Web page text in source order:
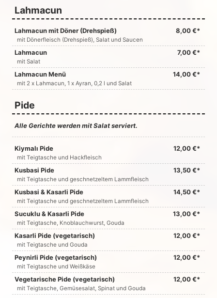
Lahmacun
Lahmacun mit Döner (Drehspieß) 8,00 €*
mit Dönerfleisch (Drehspieß), Salat und Saucen
Lahmacun 7,00 €*
mit Salat
Lahmacun Menü 14,00 €*
mit 2 x Lahmacun, 1 x Ayran, 0,2 l und Salat
Pide
Alle Gerichte werden mit Salat serviert.
Kiymalı Pide 12,00 €*
mit Teigtasche und Hackfleisch
Kusbasi Pide 13,50 €*
mit Teigtasche und geschnetzeltem Lammfleisch
Kusbasi & Kasarli Pide 14,50 €*
mit Teigtasche und geschnetzeltem Lammfleisch
Sucuklu & Kasarli Pide 13,00 €*
mit Teigtasche, Knoblauchwurst, Gouda
Kasarli Pide (vegetarisch) 12,00 €*
mit Teigtasche und Gouda
Peynirli Pide (vegetarisch) 12,00 €*
mit Teigtasche und Weißkäse
Vegetarische Pide (vegetarisch) 12,00 €*
mit Teigtasche, Gemüsesalat, Spinat und Gouda